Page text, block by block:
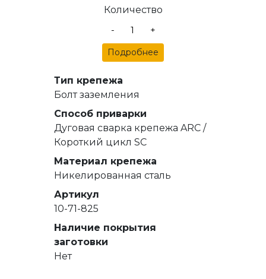
Количество
-
+
Подробнее
Тип крепежа
Болт заземления
Способ приварки
Дуговая сварка крепежа ARC /
Короткий цикл SC
Материал крепежа
Никелированная сталь
Артикул
10-71-825
Наличие покрытия
заготовки
Нет